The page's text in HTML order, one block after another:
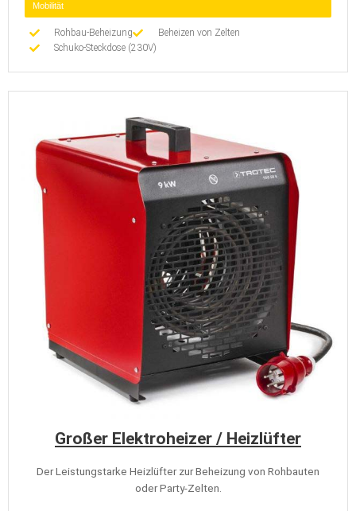
Mobilität
Rohbau-Beheizung
Beheizen von Zelten
Schuko-Steckdose (230V)
Großer Elektroheizer / Heizlüfter
Der Leistungstarke Heizlüfter zur Beheizung von Rohbauten
oder Party-Zelten.